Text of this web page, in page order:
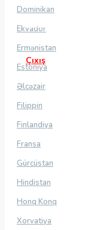
Azərbaycanfilm
Çıxış
Dominikan
Ekvador
Ermənistan
Estoniya
Əlcəzair
Filippin
Finlandiya
Fransa
Gürcüstan
Hindistan
Honq Konq
Xorvatiya